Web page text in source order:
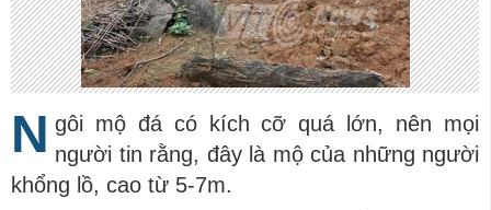
N gôi mộ đá có kích cỡ quá lớn, nên mọi
người tin rằng, đây là mộ của những người
khổng lồ, cao từ 5-7m.